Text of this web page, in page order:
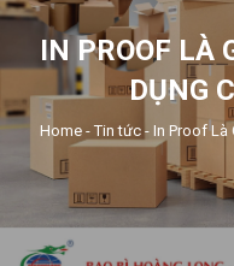
IN PROOF LÀ
DỤNG
Home-Tin tức- In Proof Là